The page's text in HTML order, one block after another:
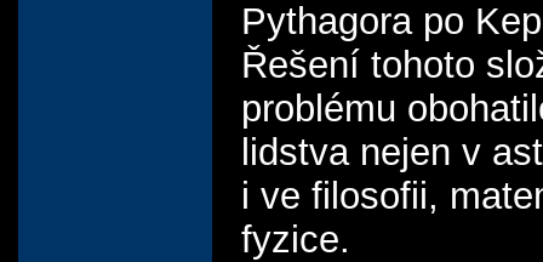
Pythagora po
Řešení tohoto
problému
lidstva nejen v
i ve filosofii,
fyzice.